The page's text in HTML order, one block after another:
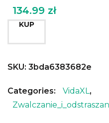
134.99 zł
KUP
SKU: 3bda6383682e
Categories: VidaXL ,